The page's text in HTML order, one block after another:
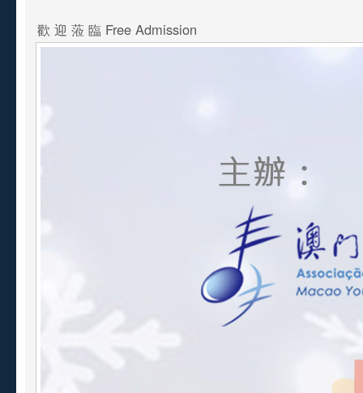
歡 迎 蒞 臨 Free Admission